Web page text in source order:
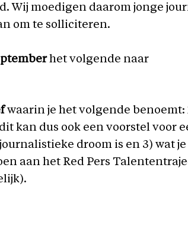
Wij moedigen daarom jonge
om te solliciteren.
het volgende naar
waarin je het volgende benoemt:
kan dus ook een voorstel voor
droom is en 3) wat
aan het Red Pers